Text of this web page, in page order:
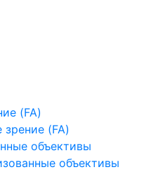
(FA)
зрение (FA)
объективы
объективы